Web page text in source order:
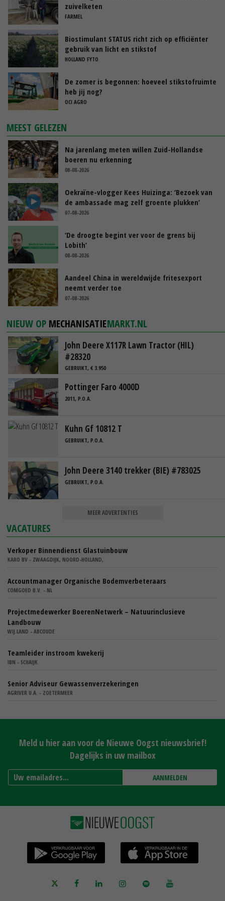
zuivelketen
FARMEL
Biostimulant STATUS richt zich op efficiënter
gebruik van licht en stikstof
HOLLAND FYTO
De zomer is begonnen: hoeveel stikstofruimte
heb jij nog?
OCI AGRO
MEEST GELEZEN
Na jarenlang meten willen Zuid-Hollandse
boeren nu erkenning
08-08-2026
Oekraïne-vlogger Kees Huizinga: ‘Bezoek van
de ambassade mag zelf groente plukken’
07-08-2026
‘De droogte begint ver voor de grens bij
Lobith’
08-08-2026
Aandeel China in wereldwijde fritesexport
neemt verder toe
07-08-2026
NIEUW OP MECHANISATIEMARKT.NL
John Deere X117R Lawn Tractor (HIL)
#28320
GEBRUIKT, € 3.950
Pottinger Faro 4000D
2011, P.O.A.
Kuhn Gf 10812 T
GEBRUIKT, P.O.A.
John Deere 3140 trekker (BIE) #783025
GEBRUIKT, P.O.A.
MEER ADVERTENTIES
VACATURES
Verkoper Binnendienst Glastuinbouw
KARO BV - ZWAAGDIJK, NOORD-HOLLAND,
Accountmanager Organische Bodemverbeteraars
COMGOED B.V. - NL
Projectmedewerker BoerenNetwerk – Natuurinclusieve
Landbouw
WIJ.LAND - ABCOUDE
Teamleider instroom kwekerij
IBN - SCHAIJK
Senior Adviseur Gewassenverzekeringen
AGRIVER U.A. - ZOETERMEER
Meld u hier aan voor de Nieuwe Oogst nieuwsbrief!
Dagelijks in uw mailbox
AANMELDEN